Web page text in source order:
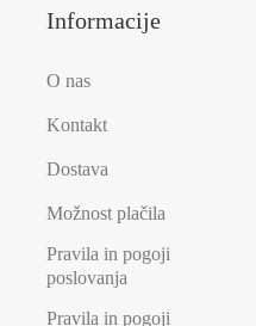
Informacije
O nas
Kontakt
Dostava
Možnost plačila
Pravila in pogoji
poslovanja
Pravila in pogoji